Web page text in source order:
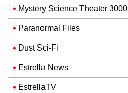
Mystery Science Theater 3000
Paranormal Files
Dust Sci-Fi
Estrella News
EstrellaTV